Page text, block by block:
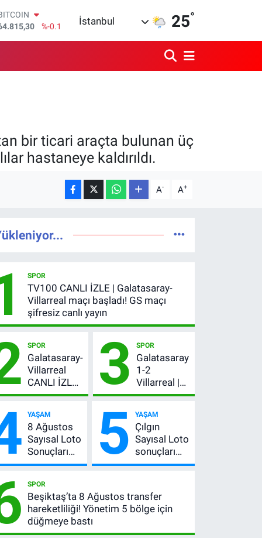
%0.18
İstanbul 25°
bir ticari araçta bulunan üç
hastaneye kaldırıldı.
A- A+
SPOR
TV100 CANLI İZLE | Galatasaray-
Villarreal maçı başladı! GS maçı
şifresiz canlı yayın
SPOR
Galatasaray-
Villarreal
CANLI İZLE |
GS maçı
kanalda,
şifresiz mi?
3 SPOR
Galatasaray
1-2
Villarreal |
Maç özeti
peş peşe
geldi, Okan
Buruk
kırmızı kart
gördü!
YAŞAM
8 Ağustos
Sayısal Loto
Sonuçları
Açıklandı!
Kazandıran
6 Numara
5 YAŞAM
Çılgın
Sayısal Loto
sonuçları
açıklandı
2026
kazanan
SPOR
Beşiktaş’ta 8 Ağustos transfer
hareketliliği! Yönetim 5 bölge için
düğmeye bastı